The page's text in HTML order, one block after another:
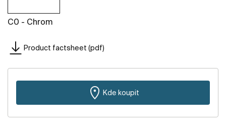
C0 - Chrom
Product factsheet (pdf)
Kde koupit